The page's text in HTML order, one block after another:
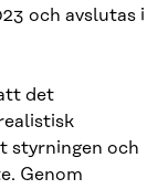
och avslutas i
det
styrningen och
Genom